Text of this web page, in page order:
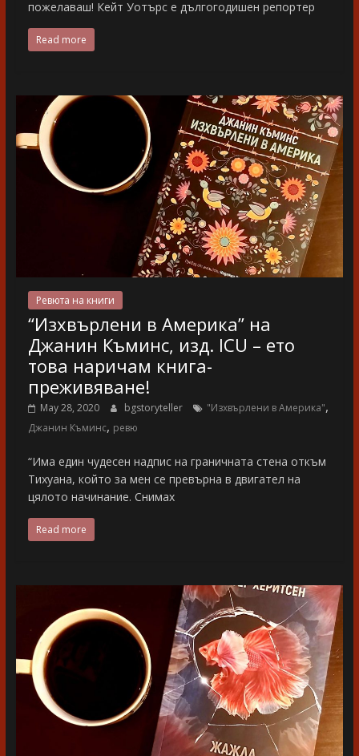
пожелаваш! Кейт Уотърс е дългогодишен репортер
Read more
Ревюта на книги
“Изхвърлени в Америка” на
Джанин Къминс, изд. ICU – ето
това наричам книга-
преживяване!
May 28, 2020 bgstoryteller "Изхвърлени в Америка",
Джанин Къминс, ревю
“Има един чудесен надпис на граничната стена откъм
Тихуана, който за мен се превърна в двигател на
цялото начинание. Снимах
Read more